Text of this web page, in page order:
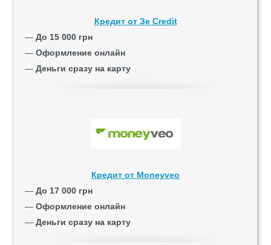
Кредит от Зе Credit
— До 15 000 грн
— Оформление онлайн
— Деньги сразу на карту
Кредит от Moneyveo
— До 17 000 грн
— Оформление онлайн
— Деньги сразу на карту